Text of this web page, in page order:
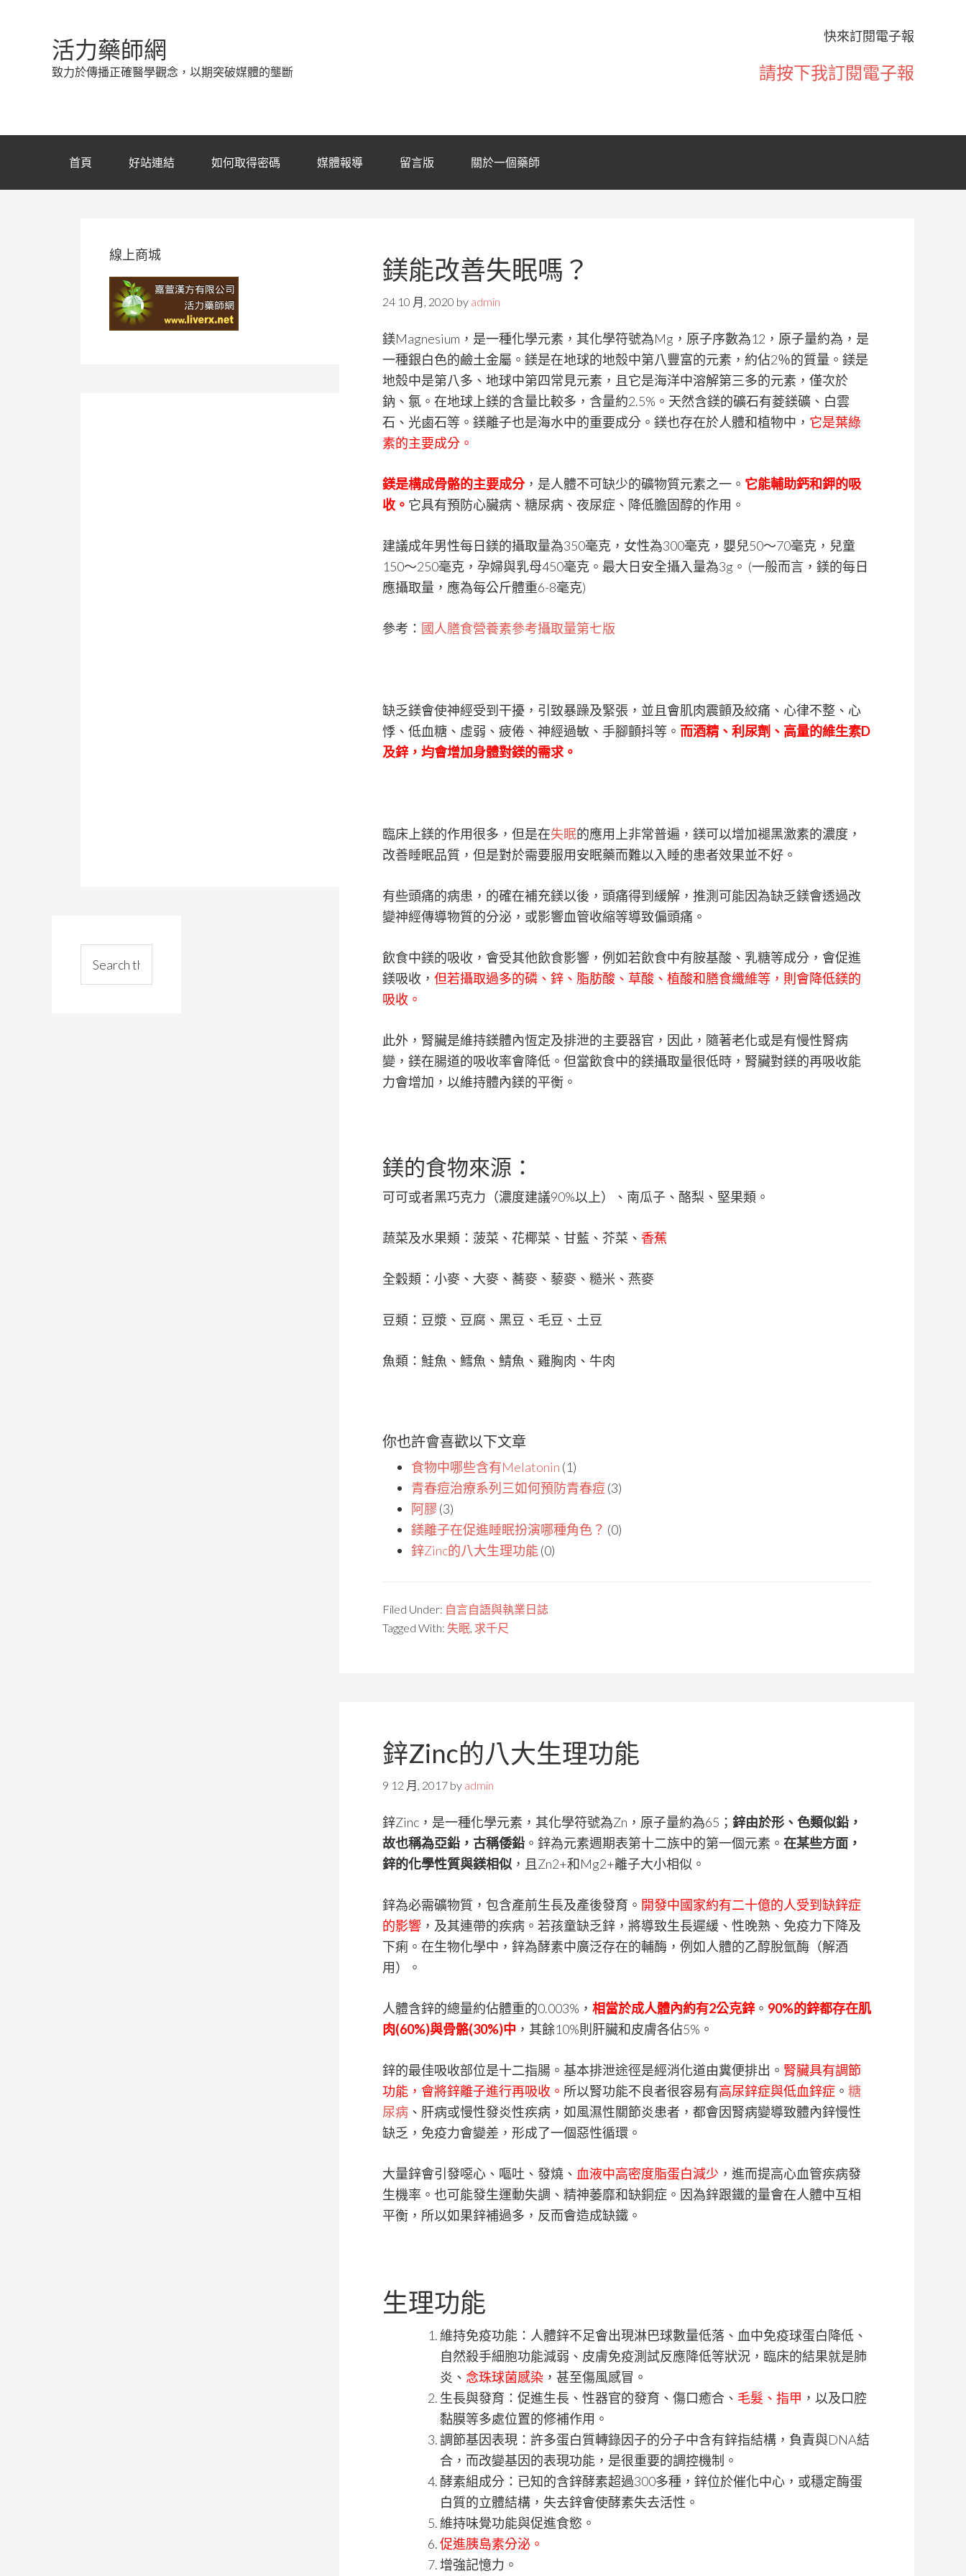
活力藥師網
致力於傳播正確醫學觀念，以期突破媒體的壟斷
快來訂閱電子報
請按下我訂閱電子報
首頁 好站連結 如何取得密碼 媒體報導 留言版 關於一個藥師
鎂能改善失眠嗎？
24 10 月, 2020 by admin
鎂Magnesium，是一種化學元素，其化學符號為Mg，原子序數為12，原子量約為，是
一種銀白色的鹼土金屬。鎂是在地球的地殼中第八豐富的元素，約佔2％的質量。鎂是
地殼中是第八多、地球中第四常見元素，且它是海洋中溶解第三多的元素，僅次於
鈉、氯。在地球上鎂的含量比較多，含量約2.5%。天然含鎂的礦石有菱鎂礦、白雲
石、光鹵石等。鎂離子也是海水中的重要成分。鎂也存在於人體和植物中， 它是葉綠
素的主要成分。
鎂是構成骨骼的主要成分，是人體不可缺少的礦物質元素之一。 它能輔助鈣和鉀的吸
收。 它具有預防心臟病、糖尿病、夜尿症、降低膽固醇的作用。
建議成年男性每日鎂的攝取量為350毫克，女性為300毫克，嬰兒50～70毫克，兒童
150～250毫克，孕婦與乳母450毫克。最大日安全攝入量為3g。 (一般而言，鎂的每日
應攝取量，應為每公斤體重6-8毫克)
參考： 國人膳食營養素參考攝取量第七版
缺乏鎂會使神經受到干擾，引致暴躁及緊張，並且會肌肉震顫及絞痛、心律不整、心
悸、低血糖、虛弱、疲倦、神經過敏、手腳顫抖等。 而酒精、利尿劑、高量的維生素D
及鋅，均會增加身體對鎂的需求。
臨床上鎂的作用很多，但是在失眠的應用上非常普遍，鎂可以增加褪黑激素的濃度，
改善睡眠品質，但是對於需要服用安眠藥而難以入睡的患者效果並不好。
有些頭痛的病患，的確在補充鎂以後，頭痛得到緩解，推測可能因為缺乏鎂會透過改
變神經傳導物質的分泌，或影響血管收縮等導致偏頭痛。
飲食中鎂的吸收，會受其他飲食影響，例如若飲食中有胺基酸、乳糖等成分，會促進
鎂吸收， 但若攝取過多的磷、鋅、脂肪酸、草酸、植酸和膳食纖維等，則會降低鎂的
吸收。
此外，腎臟是維持鎂體內恆定及排泄的主要器官，因此，隨著老化或是有慢性腎病
變，鎂在腸道的吸收率會降低。但當飲食中的鎂攝取量很低時，腎臟對鎂的再吸收能
力會增加，以維持體內鎂的平衡。
鎂的食物來源：
可可或者黑巧克力（濃度建議90%以上）、南瓜子、酪梨、堅果類。
蔬菜及水果類：菠菜、花椰菜、甘藍、芥菜、 香蕉
全穀類：小麥、大麥、蕎麥、藜麥、糙米、燕麥
豆類：豆漿、豆腐、黑豆、毛豆、土豆
魚類：鮭魚、鱈魚、鯖魚、雞胸肉、牛肉
你也許會喜歡以下文章
食物中哪些含有Melatonin (1)
青春痘治療系列三如何預防青春痘(3)
阿膠 (3)
鎂離子在促進睡眠扮演哪種角色？ (0)
鋅Zinc的八大生理功能(0)
Filed Under: 自言自語與執業日誌
Tagged With: 失眠, 求千尺
鋅Zinc的八大生理功能
9 12 月, 2017 by admin
鋅Zinc，是一種化學元素，其化學符號為Zn，原子量約為65； 鋅由於形、色類似鉛，
故也稱為亞鉛，古稱倭鉛 。鋅為元素週期表第十二族中的第一個元素。 在某些方面，
鋅的化學性質與鎂相似 ，且Zn2+和Mg2+離子大小相似。
鋅為必需礦物質，包含產前生長及產後發育。 開發中國家約有二十億的人受到缺鋅症
的影響 ，及其連帶的疾病。若孩童缺乏鋅，將導致生長遲緩、性晚熟、免疫力下降及
下痢。在生物化學中，鋅為酵素中廣泛存在的輔酶，例如人體的乙醇脫氫酶（解酒
用）。
人體含鋅的總量約佔體重的0.003%， 相當於成人體內約有2公克鋅 。 90%的鋅都存在肌
肉(60%)與骨骼(30%)中 ，其餘10%則肝臟和皮膚各佔5%。
鋅的最佳吸收部位是十二指腸。基本排泄途徑是經消化道由糞便排出。 腎臟具有調節
功能，會將鋅離子進行再吸收。 所以腎功能不良者很容易有高尿鋅症與低血鋅症 。 糖
尿病 、肝病或慢性發炎性疾病，如風濕性關節炎患者，都會因腎病變導致體內鋅慢性
缺乏，免疫力會變差，形成了一個惡性循環。
大量鋅會引發噁心、嘔吐、發燒、 血液中高密度脂蛋白減少 ，進而提高心血管疾病發
生機率。也可能發生運動失調、精神萎靡和缺銅症。因為鋅跟鐵的量會在人體中互相
平衡，所以如果鋅補過多，反而會造成缺鐵。
生理功能
維持免疫功能：人體鋅不足會出現淋巴球數量低落、血中免疫球蛋白降低、
自然殺手細胞功能減弱、皮膚免疫測試反應降低等狀況，臨床的結果就是肺
炎、 念珠球菌感染 ，甚至傷風感冒。
生長與發育：促進生長、性器官的發育、傷口癒合、 毛髮、指甲 ，以及口腔
黏膜等多處位置的修補作用。
調節基因表現：許多蛋白質轉錄因子的分子中含有鋅指結構，負責與DNA結
合，而改變基因的表現功能，是很重要的調控機制。
酵素組成分：已知的含鋅酵素超過300多種，鋅位於催化中心，或穩定酶蛋
白質的立體結構，失去鋅會使酵素失去活性。
維持味覺功能與促進食慾。
促進胰島素分泌。
增強記憶力。
線上商城